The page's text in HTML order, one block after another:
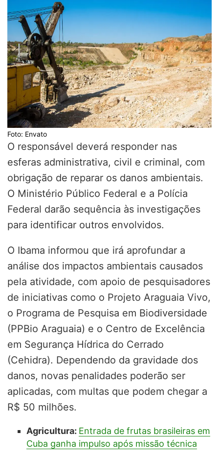
Foto: Envato
O responsável deverá responder nas
esferas administrativa, civil e criminal, com
obrigação de reparar os danos ambientais.
O Ministério Público Federal e a Polícia
Federal darão sequência às investigações
para identificar outros envolvidos.
O Ibama informou que irá aprofundar a
análise dos impactos ambientais causados
pela atividade, com apoio de pesquisadores
de iniciativas como o Projeto Araguaia Vivo,
o Programa de Pesquisa em Biodiversidade
(PPBio Araguaia) e o Centro de Excelência
em Segurança Hídrica do Cerrado
(Cehidra). Dependendo da gravidade dos
danos, novas penalidades poderão ser
aplicadas, com multas que podem chegar a
R$ 50 milhões.
Agricultura: Entrada de frutas brasileiras em
Cuba ganha impulso após missão técnica